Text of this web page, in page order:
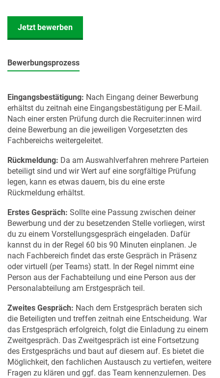
Jetzt bewerben
Bewerbungsprozess
Eingangsbestätigung: Nach Eingang deiner Bewerbung
erhältst du zeitnah eine Eingangsbestätigung per E-Mail.
Nach einer ersten Prüfung durch die Recruiter:innen wird
deine Bewerbung an die jeweiligen Vorgesetzten des
Fachbereichs weitergeleitet.
Rückmeldung: Da am Auswahlverfahren mehrere Parteien
beteiligt sind und wir Wert auf eine sorgfältige Prüfung
legen, kann es etwas dauern, bis du eine erste
Rückmeldung erhältst.
Erstes Gespräch: Sollte eine Passung zwischen deiner
Bewerbung und der zu besetzenden Stelle vorliegen, wirst
du zu einem Vorstellungsgespräch eingeladen. Dafür
kannst du in der Regel 60 bis 90 Minuten einplanen. Je
nach Fachbereich findet das erste Gespräch in Präsenz
oder virtuell (per Teams) statt. In der Regel nimmt eine
Person aus der Fachabteilung und eine Person aus der
Personalabteilung am Erstgespräch teil.
Zweites Gespräch: Nach dem Erstgespräch beraten sich
die Beteiligten und treffen zeitnah eine Entscheidung. War
das Erstgespräch erfolgreich, folgt die Einladung zu einem
Zweitgespräch. Das Zweitgespräch ist eine Fortsetzung
des Erstgesprächs und baut auf diesem auf. Es bietet die
Möglichkeit, den fachlichen Austausch zu vertiefen, weitere
Fragen zu klären und ggf. das Team kennenzulernen. Des